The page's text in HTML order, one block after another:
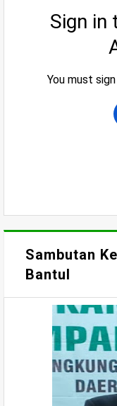
Sambutan
Bantul